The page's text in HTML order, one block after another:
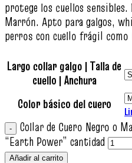
protege los cuellos
Marrón. Apto para galgos,
perros con cuello frágil como
Largo collar galgo | Talla de
cuello | Anchura
Color básico del cuero
Collar de Cuero Negro o
“Earth Power” cantidad
Añadir al carrito